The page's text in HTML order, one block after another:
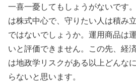
一喜一憂してもしょうがないです
は株式中心で、守りたい人は積み
ではないでしょうか。運用商品は
いと評価できません。この先、経
は地政学リスクがある以上どんな
らないと思います。